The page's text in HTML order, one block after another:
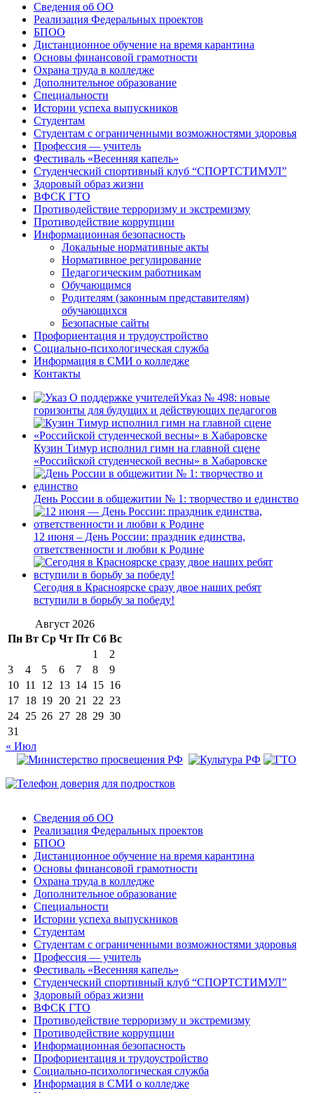
Сведения об ОО
Реализация Федеральных проектов
БПОО
Дистанционное обучение на время карантина
Основы финансовой грамотности
Охрана труда в колледже
Дополнительное образование
Специальности
Истории успеха выпускников
Студентам
Студентам с ограниченными возможностями здоровья
Профессия — учитель
Фестиваль «Весенняя капель»
Студенческий спортивный клуб “СПОРТСТИМУЛ”
Здоровый образ жизни
ВФСК ГТО
Противодействие терроризму и экстремизму
Противодействие коррупции
Информационная безопасность
Локальные нормативные акты
Нормативное регулирование
Педагогическим работникам
Обучающимся
Родителям (законным представителям)
обучающихся
Безопасные сайты
Профориентация и трудоустройство
Социально-психологическая служба
Информация в СМИ о колледже
Контакты
Указ № 498: новые
горизонты для будущих и действующих педагогов
Кузин Тимур исполнил гимн на главной сцене
«Российской студенческой весны» в Хабаровске
День России в общежитии № 1: творчество и единство
12 июня – День России: праздник единства,
ответственности и любви к Родине
Сегодня в Красноярске сразу двое наших ребят
вступили в борьбу за победу!
Август 2026
Пн Вт Ср Чт Пт Сб Вс
1
2
3
4 5 6 7 8
9
10 11 12 13 14 15 16
17 18 19 20 21 22 23
24 25 26 27 28 29 30
31
« Июл
Сведения об ОО
Реализация Федеральных проектов
БПОО
Дистанционное обучение на время карантина
Основы финансовой грамотности
Охрана труда в колледже
Дополнительное образование
Специальности
Истории успеха выпускников
Студентам
Студентам с ограниченными возможностями здоровья
Профессия — учитель
Фестиваль «Весенняя капель»
Студенческий спортивный клуб “СПОРТСТИМУЛ”
Здоровый образ жизни
ВФСК ГТО
Противодействие терроризму и экстремизму
Противодействие коррупции
Информационная безопасность
Профориентация и трудоустройство
Социально-психологическая служба
Информация в СМИ о колледже